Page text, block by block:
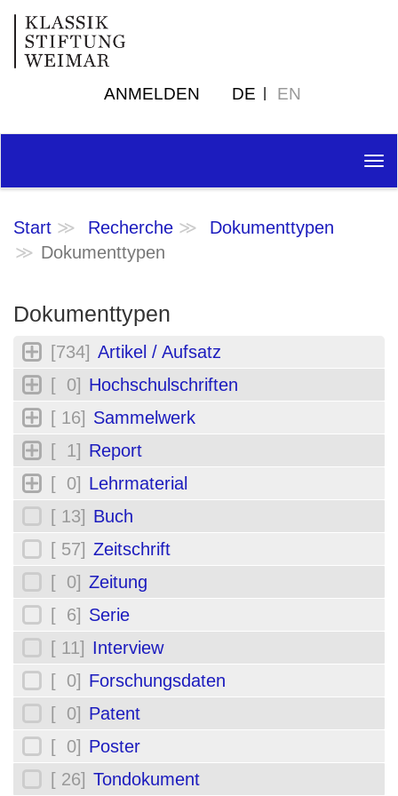
ANMELDEN DE EN
Start Recherche
Dokumenttypen
Dokumenttypen
Dokumenttypen
[734] Artikel / Aufsatz
[ 0] Hochschulschriften
[ 16] Sammelwerk
[ 1] Report
[ 0] Lehrmaterial
[ 13] Buch
[ 57] Zeitschrift
[ 0] Zeitung
[ 6] Serie
[ 11] Interview
[ 0] Forschungsdaten
[ 0] Patent
[ 0] Poster
[ 26] Tondokument